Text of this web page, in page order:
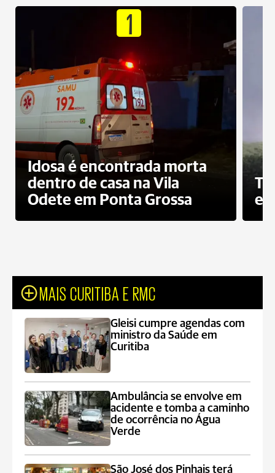
1
Idosa é encontrada morta
dentro de casa na Vila
Odete em Ponta Grossa
e
MAIS CURITIBA E RMC
Gleisi cumpre agendas com
ministro da Saúde em
Curitiba
Ambulância se envolve em
acidente e tomba a caminho
de ocorrência no Água
Verde
São José dos Pinhais terá